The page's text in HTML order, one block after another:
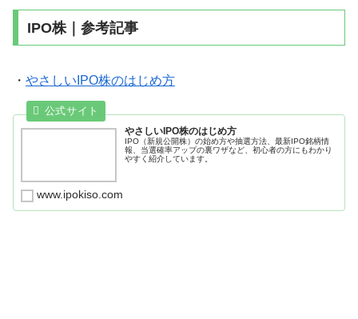
IPO株｜参考記事
・ やさしいIPO株のはじめ方
やさしいIPO株のはじめ方
IPO（新規公開株）の始め方や抽選方法、最新IPO銘柄情
報、当選確率アップの裏ワザなど、初心者の方にもわかり
やすく紹介しています。
www.ipokiso.com